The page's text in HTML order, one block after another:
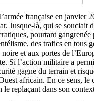
française en janvier
Jusque-là, qui se souciait
pourtant
des trafics en tous
et aux portes de
Si l’action militaire a
gagne du terrain et
africain. En ce sens, le
le replaçant dans son